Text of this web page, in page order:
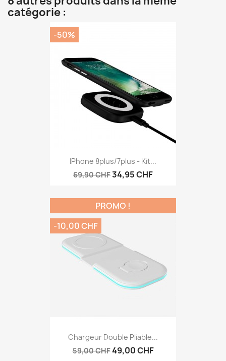
catégorie :
IPhone 8plus/7plus - Kit...
69,90 CHF34,95 CHF
-50%
Chargeur Double Pliable...
59,00 CHF49,00 CHF
PROMO !
-10,00 CHF